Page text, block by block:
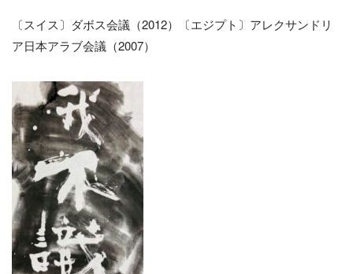
〔スイス〕ダボス会議（2012）〔エジプト〕アレクサンドリ
ア日本アラブ会議（2007）